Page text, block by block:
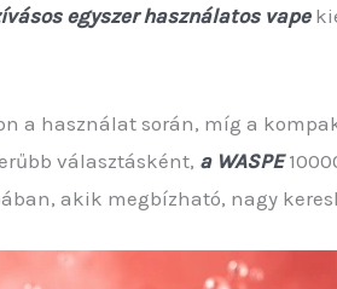
egyszer használatos vape
a használat során, míg a
választásként, a WASPE
akik megbízható, nagy